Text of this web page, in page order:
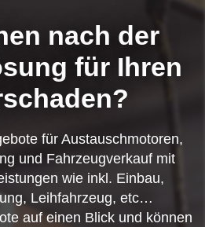
nach der
für Ihren
für Austauschmotoren,
und Fahrzeugverkauf mit
wie inkl. Einbau,
Leihfahrzeug, etc…
auf einen Blick und können